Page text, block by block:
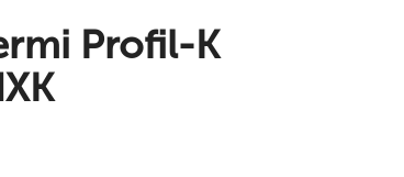
Profil-K